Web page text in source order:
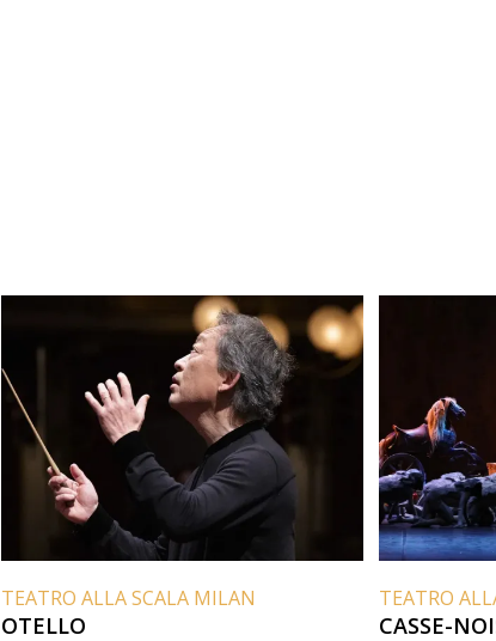
TEATRO ALLA SCALA MILAN
OTELLO
TEATRO
CASSE-